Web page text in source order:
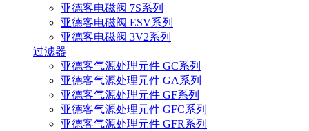
亚德客电磁阀 7S系列
亚德客电磁阀 ESV系列
亚德客电磁阀 3V2系列
过滤器
亚德客气源处理元件 GC系列
亚德客气源处理元件 GA系列
亚德客气源处理元件 GF系列
亚德客气源处理元件 GFC系列
亚德客气源处理元件 GFR系列